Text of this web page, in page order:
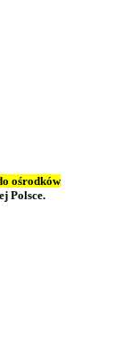
ośrodków
Polsce.